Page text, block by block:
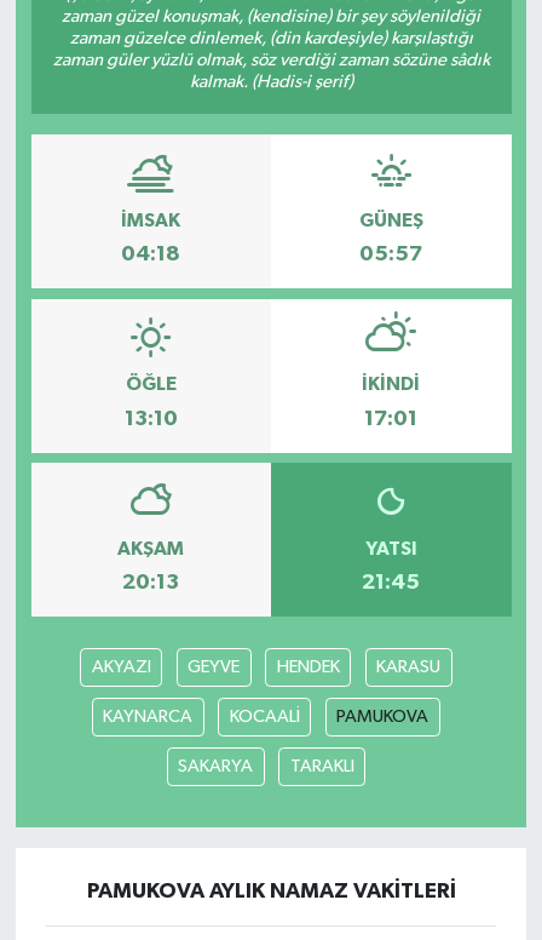
zaman güzel konuşmak, (kendisine) bir şey söylenildiği
zaman güzelce dinlemek, (din kardeşiyle) karşılaştığı
zaman güler yüzlü olmak, söz verdiği zaman sözüne sâdık
kalmak. (Hadis-i şerif)
İMSAK
04:18
GÜNEŞ
05:57
ÖĞLE
13:10
İKINDI
17:01
AKŞAM
20:13
YATSI
21:45
AKYAZI GEYVE HENDEK KARASU
KAYNARCA KOCAALİ PAMUKOVA
SAKARYA TARAKLI
PAMUKOVA AYLIK NAMAZ VAKITLERI
Gizlilik İlkeleri - Privacy Policy
Gündem
Politika
Spor